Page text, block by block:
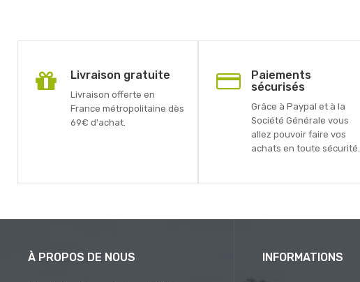
Livraison gratuite
Livraison offerte en
France métropolitaine dès
69€ d'achat.
Paiements
sécurisés
Grâce à Paypal et à la
Société Générale vous
allez pouvoir faire vos
achats en toute sécurité.
À PROPOS DE NOUS INFORMATIONS